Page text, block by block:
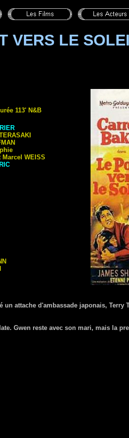
VERS LE
113' N&B
WEISS
un attache d'ambassade japonais, Terry
Gwen reste avec son mari, mais la